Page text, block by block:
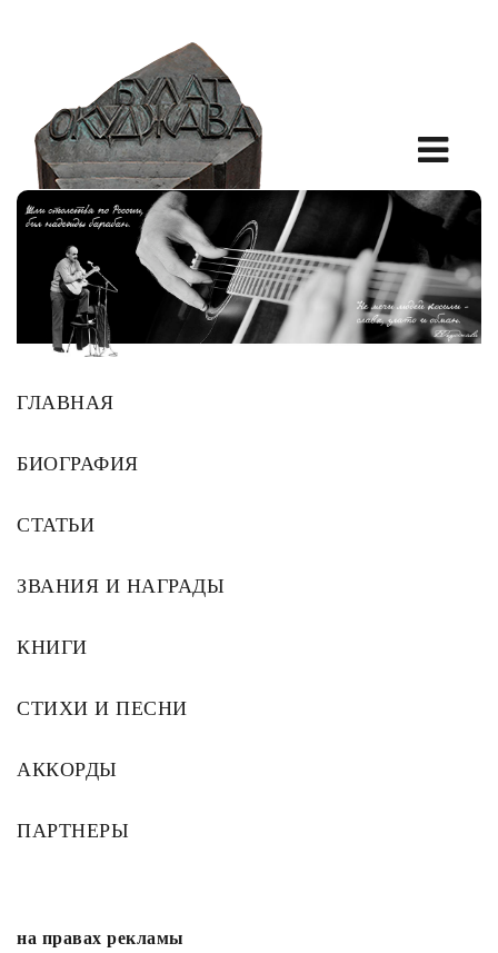
ГЛАВНАЯ
БИОГРАФИЯ
СТАТЬИ
ЗВАНИЯ И НАГРАДЫ
КНИГИ
СТИХИ И ПЕСНИ
АККОРДЫ
ПАРТНЕРЫ
на правах рекламы